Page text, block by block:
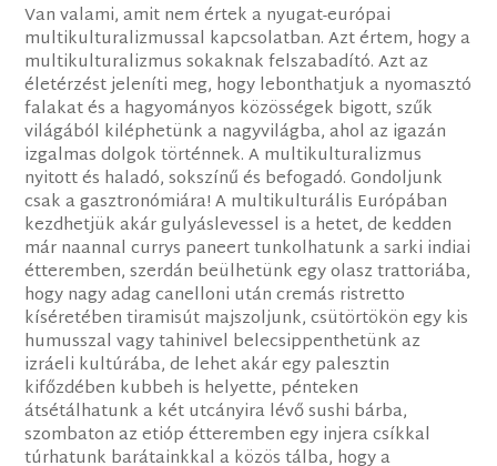
Van valami, amit nem értek a nyugat-európai
multikulturalizmussal kapcsolatban. Azt értem, hogy a
multikulturalizmus sokaknak felszabadító. Azt az
életérzést jeleníti meg, hogy lebonthatjuk a nyomasztó
falakat és a hagyományos közösségek bigott, szűk
világából kiléphetünk a nagyvilágba, ahol az igazán
izgalmas dolgok történnek. A multikulturalizmus
nyitott és haladó, sokszínű és befogadó. Gondoljunk
csak a gasztronómiára! A multikulturális Európában
kezdhetjük akár gulyáslevessel is a hetet, de kedden
már naannal currys paneert tunkolhatunk a sarki indiai
étteremben, szerdán beülhetünk egy olasz trattoriába,
hogy nagy adag canelloni után cremás ristretto
kíséretében tiramisút majszoljunk, csütörtökön egy kis
humusszal vagy tahinivel belecsippenthetünk az
izráeli kultúrába, de lehet akár egy palesztin
kifőzdében kubbeh is helyette, pénteken
átsétálhatunk a két utcányira lévő sushi bárba,
szombaton az etióp étteremben egy injera csíkkal
túrhatunk barátainkkal a közös tálba, hogy a